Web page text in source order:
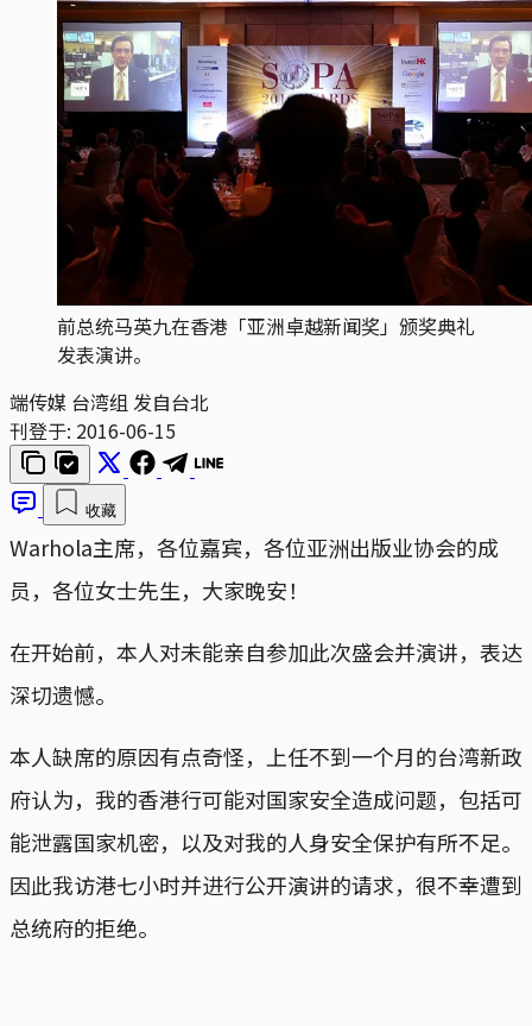
前总统马英九在香港「亚洲卓越新闻奖」颁奖典礼
发表演讲。
端传媒 台湾组 发自台北
刊登于: 2016-06-15
收藏
Warhola主席，各位嘉宾，各位亚洲出版业协会的成
员，各位女士先生，大家晚安！
在开始前，本人对未能亲自参加此次盛会并演讲，表达
深切遗憾。
本人缺席的原因有点奇怪，上任不到一个月的台湾新政
府认为，我的香港行可能对国家安全造成问题，包括可
能泄露国家机密，以及对我的人身安全保护有所不足。
因此我访港七小时并进行公开演讲的请求，很不幸遭到
总统府的拒绝。